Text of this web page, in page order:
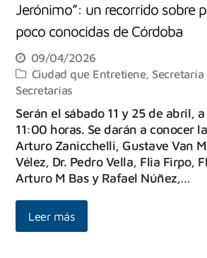
Jerónimo”: un recorrido sobre
poco conocidas de Córdoba
09/04/2026
Ciudad que Entretiene,
Secretarías
Serán el sábado 11 y 25 de abril,
11:00 horas. Se darán a conocer
Arturo Zanicchelli, Gustave Van
Vélez, Dr. Pedro Vella, Flia Firpo,
Arturo M Bas y Rafael Núñez,…
Leer más